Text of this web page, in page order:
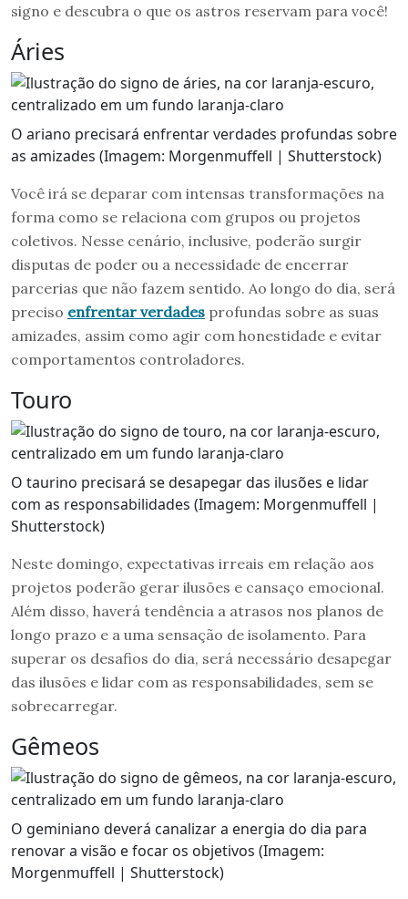
signo e descubra o que os astros reservam para você!
Áries
O ariano precisará enfrentar verdades profundas sobre
as amizades (Imagem: Morgenmuffell | Shutterstock)
Você irá se deparar com intensas transformações na
forma como se relaciona com grupos ou projetos
coletivos. Nesse cenário, inclusive, poderão surgir
disputas de poder ou a necessidade de encerrar
parcerias que não fazem sentido. Ao longo do dia, será
preciso enfrentar verdades profundas sobre as suas
amizades, assim como agir com honestidade e evitar
comportamentos controladores.
Touro
O taurino precisará se desapegar das ilusões e lidar
com as responsabilidades (Imagem: Morgenmuffell |
Shutterstock)
Neste domingo, expectativas irreais em relação aos
projetos poderão gerar ilusões e cansaço emocional.
Além disso, haverá tendência a atrasos nos planos de
longo prazo e a uma sensação de isolamento. Para
superar os desafios do dia, será necessário desapegar
das ilusões e lidar com as responsabilidades, sem se
sobrecarregar.
Gêmeos
O geminiano deverá canalizar a energia do dia para
renovar a visão e focar os objetivos (Imagem:
Morgenmuffell | Shutterstock)